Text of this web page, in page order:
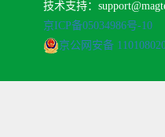
技术支持：
京ICP备05034986号-10
京公网安备